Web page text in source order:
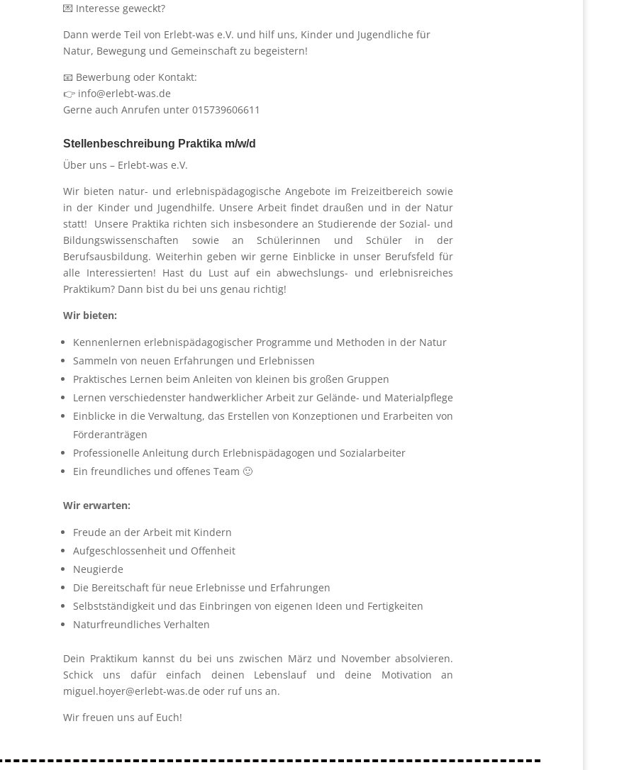
💌 Interesse geweckt?
Dann werde Teil von Erlebt-was e.V. und hilf uns, Kinder und Jugendliche für
Natur, Bewegung und Gemeinschaft zu begeistern!
📧 Bewerbung oder Kontakt:
👉 info@erlebt-was.de
Gerne auch Anrufen unter 015739606611
Stellenbeschreibung Praktika m/w/d
Über uns – Erlebt-was e.V.
Wir bieten natur- und erlebnispädagogische Angebote im Freizeitbereich sowie
in der Kinder und Jugendhilfe. Unsere Arbeit findet draußen und in der Natur
statt! Unsere Praktika richten sich insbesondere an Studierende der Sozial- und
Bildungswissenschaften sowie an Schülerinnen und Schüler in der
Berufsausbildung. Weiterhin geben wir gerne Einblicke in unser Berufsfeld für
alle Interessierten! Hast du Lust auf ein abwechslungs- und erlebnisreiches
Praktikum? Dann bist du bei uns genau richtig!
Wir bieten:
Kennenlernen erlebnispädagogischer Programme und Methoden in der Natur
Sammeln von neuen Erfahrungen und Erlebnissen
Praktisches Lernen beim Anleiten von kleinen bis großen Gruppen
Lernen verschiedenster handwerklicher Arbeit zur Gelände- und Materialpflege
Einblicke in die Verwaltung, das Erstellen von Konzeptionen und Erarbeiten von
Förderanträgen
Professionelle Anleitung durch Erlebnispädagogen und Sozialarbeiter
Ein freundliches und offenes Team 🙂
Wir erwarten:
Freude an der Arbeit mit Kindern
Aufgeschlossenheit und Offenheit
Neugierde
Die Bereitschaft für neue Erlebnisse und Erfahrungen
Selbstständigkeit und das Einbringen von eigenen Ideen und Fertigkeiten
Naturfreundliches Verhalten
Dein Praktikum kannst du bei uns zwischen März und November absolvieren.
Schick uns dafür einfach deinen Lebenslauf und deine Motivation an
miguel.hoyer@erlebt-was.de oder ruf uns an.
Wir freuen uns auf Euch!